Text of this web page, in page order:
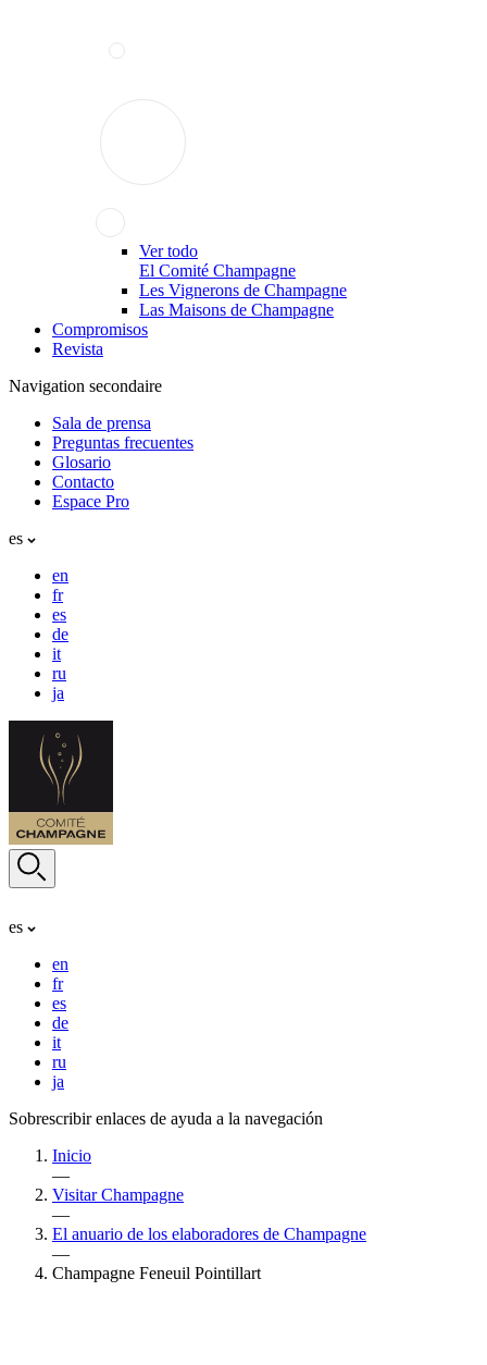
Ver todo
El Comité Champagne
Les Vignerons de Champagne
Las Maisons de Champagne
Compromisos
Revista
Navigation secondaire
Sala de prensa
Preguntas frecuentes
Glosario
Contacto
Espace Pro
es
en
fr
es
de
it
ru
ja
es
en
fr
es
de
it
ru
ja
Sobrescribir enlaces de ayuda a la navegación
Inicio
—
Visitar Champagne
—
El anuario de los elaboradores de Champagne
—
Champagne Feneuil Pointillart